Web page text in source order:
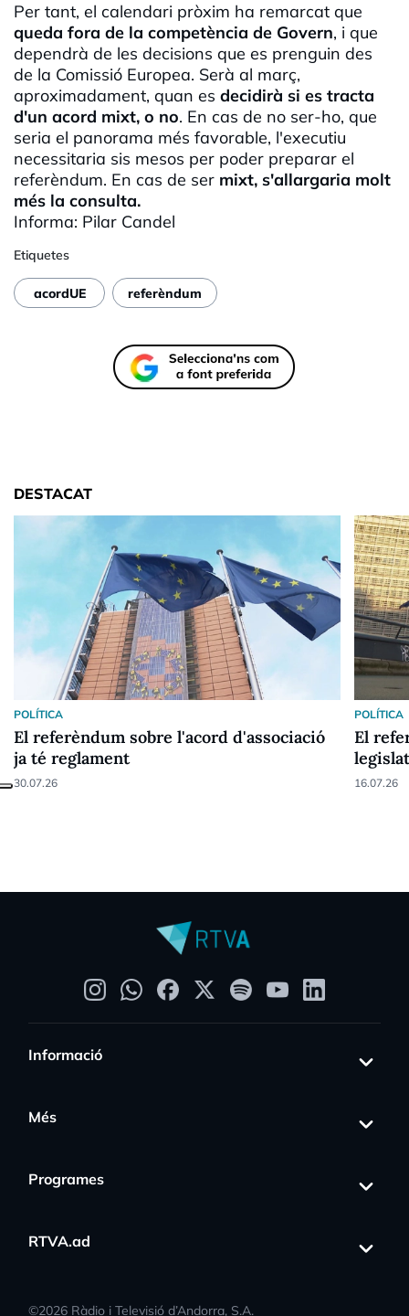
Per tant, el calendari pròxim ha remarcat que
queda fora de la competència de Govern, i que
dependrà de les decisions que es prenguin des
de la Comissió Europea. Serà al març,
aproximadament, quan es decidirà si es tracta
d'un acord mixt, o no. En cas de no ser-ho, que
seria el panorama més favorable, l'executiu
necessitaria sis mesos per poder preparar el
referèndum. En cas de ser mixt, s'allargaria molt
més la consulta.
Informa: Pilar Candel
Etiquetes
acordUE referèndum
DESTACAT
POLÍTICA
El referèndum sobre l'acord d'associació
ja té reglament
30.07.26
POLÍTICA
El
16.07.26
Informació
Més
Programes
RTVA.ad
©2026 Ràdio i Televisió d’Andorra, S.A.